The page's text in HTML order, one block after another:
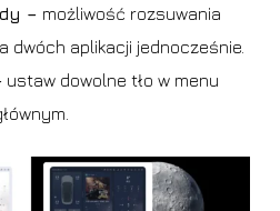
– możliwość rozsuwania
dwóch aplikacji jednocześnie.
ustaw dowolne tło w menu